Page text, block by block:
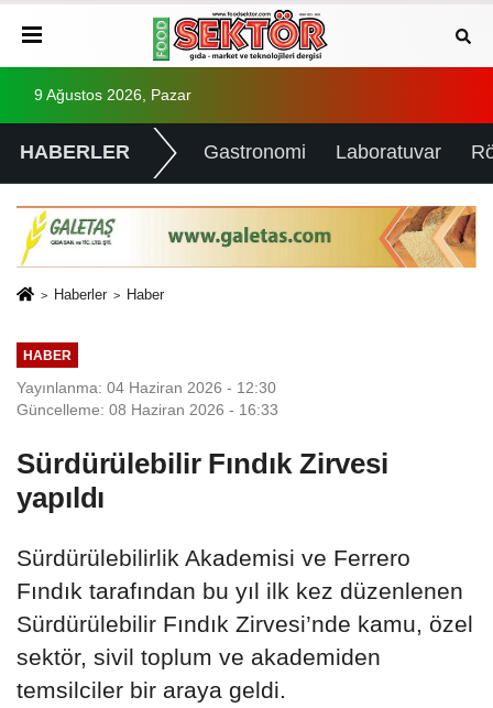
9 Ağustos 2026, Pazar
HABERLER Gastronomi Laboratuvar
Haberler Haber
HABER
Yayınlanma: 04 Haziran 2026 - 12:30
Güncelleme: 08 Haziran 2026 - 16:33
Sürdürülebilir Fındık Zirvesi
yapıldı
Sürdürülebilirlik Akademisi ve Ferrero
Fındık tarafından bu yıl ilk kez düzenlenen
Sürdürülebilir Fındık Zirvesi’nde kamu, özel
sektör, sivil toplum ve akademiden
temsilciler bir araya geldi.